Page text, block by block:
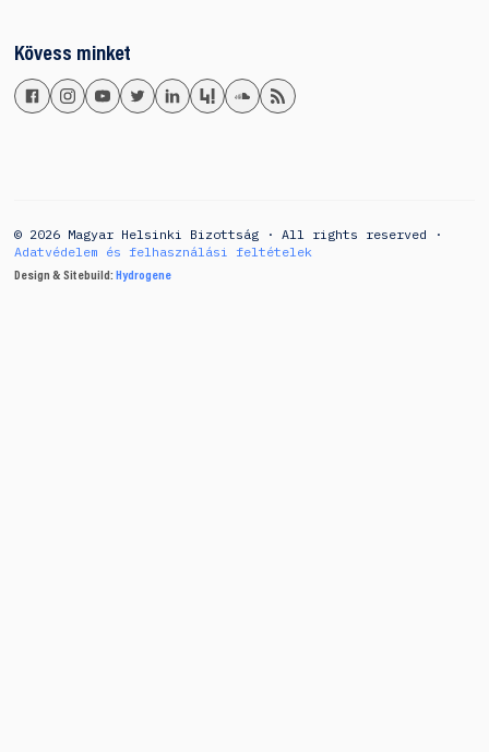
Kövess minket
© 2026 Magyar Helsinki Bizottság · All rights reserved ·
Adatvédelem és felhasználási feltételek
Design & Sitebuild: Hydrogene